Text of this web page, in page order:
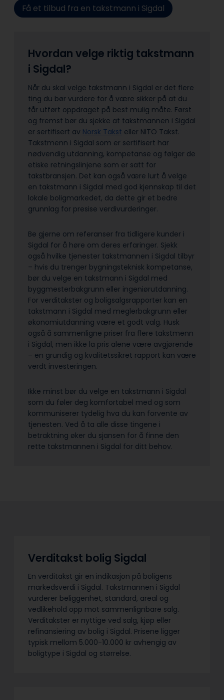
Få et tilbud fra en takstmann i Sigdal
Hvordan velge riktig takstmann
i Sigdal?
Når du skal velge takstmann i Sigdal er det flere
ting du bør vurdere for å være sikker på at du
får utført oppdraget på best mulig måte. Først
og fremst bør du sjekke at takstmannen i Sigdal
er sertifisert av Norsk Takst eller NITO Takst.
Takstmenn i Sigdal som er sertifisert har
nødvendig utdanning, kompetanse og følger de
etiske retningslinjene som er satt for
takstbransjen. Det kan også være lurt å velge
en takstmann i Sigdal med god kjennskap til det
lokale boligmarkedet, da dette gir et bedre
grunnlag for presise verdivurderinger.
Be gjerne om referanser fra tidligere kunder i
Sigdal for å høre om deres erfaringer. Sjekk
også hvilke tjenester takstmannen i Sigdal tilbyr
– hvis du trenger bygningsteknisk kompetanse,
bør du velge en takstmann i Sigdal med
byggmesterbakgrunn eller ingeniørutdanning.
For verditakster og boligsalgsrapporter kan en
takstmann i Sigdal med meglerbakgrunn eller
økonomiutdanning være et godt valg. Husk
også å sammenligne priser fra flere takstmenn
i Sigdal, men ikke la pris alene være avgjørende
– en grundig og kvalitetssikret rapport kan være
verdt investeringen.
Ikke minst bør du velge en takstmann i Sigdal
som du føler deg komfortabel med og som
kommuniserer tydelig hva du kan forvente av
tjenesten. Ved å ta alle disse tingene i
betraktning øker du sjansen for å finne den
rette takstmannen i Sigdal for ditt behov.
Verditakst bolig Sigdal
En verditakst gir en indikasjon på boligens
markedsverdi i Sigdal. Takstmannen i Sigdal
vurderer beliggenhet, standard, areal og
vedlikehold opp mot sammenlignbare salg.
Verditakster er nyttige ved salg, kjøp eller
refinansiering av bolig i Sigdal. Prisene ligger
typisk mellom 5.000-10.000 kr avhengig av
boligtype i Sigdal og størrelse.